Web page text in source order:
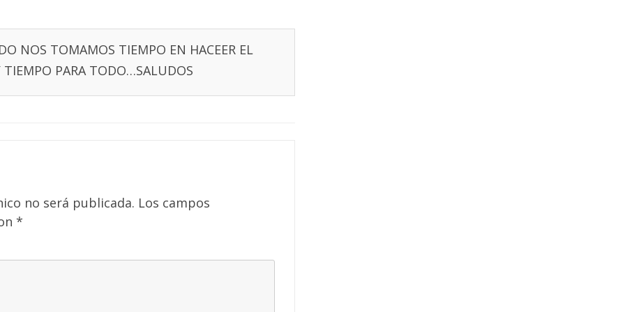
NOS TOMAMOS TIEMPO EN HACEER EL
TIEMPO PARA TODO…SALUDOS
no será publicada. Los campos
*